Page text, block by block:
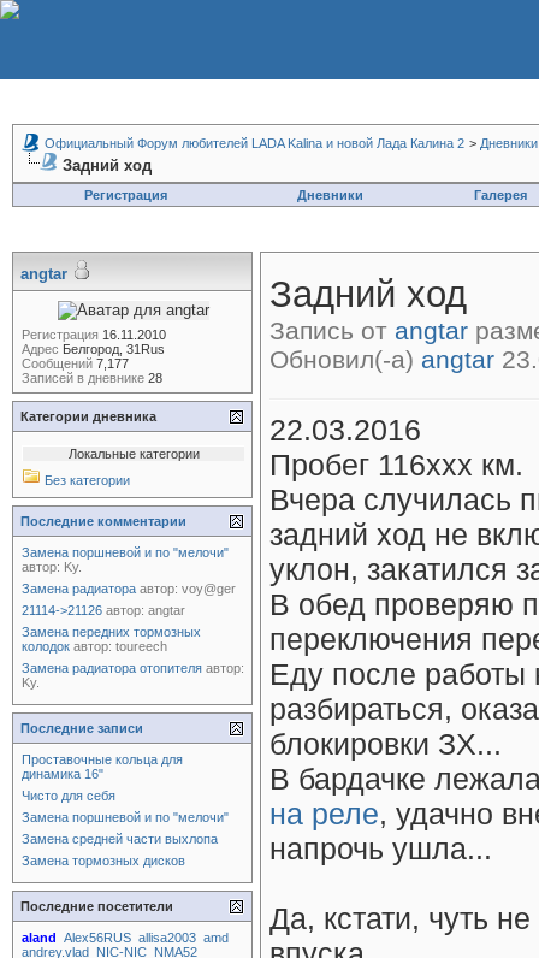
Официальный Форум любителей LADA Kalina и новой Лада Калина 2 > Дневники
Задний ход
Регистрация Дневники Галерея
Задний ход
Запись от angtar
Обновил(-а) angtar
22.03.2016
Пробег 116ххх км.
Вчера случилась
задний ход не
уклон, закатился
В обед проверяю
переключения
Еду после работы
разбираться,
блокировки ЗХ...
В бардачке
на реле, удачно
напрочь ушла...
Да, кстати, чуть
angtar
Регистрация 16.11.2010
Адрес Белгород, 31Rus
Сообщений 7,177
Записей в дневнике 28
Категории дневника
Локальные категории
Без категории
Последние комментарии
Замена поршневой и по "мелочи"
автор: Ky.
Замена радиатора автор: voy@ger
21114->21126 автор: angtar
Замена передних тормозных
колодок автор: toureech
Замена радиатора отопителя автор:
Ky.
Последние записи
Проставочные кольца для
динамика 16"
Чисто для себя
Замена поршневой и по "мелочи"
Замена средней части выхлопа
Замена тормозных дисков
Последние посетители
aland Alex56RUS allisa2003 amd
andrey.vlad NIC-NIC NMA52